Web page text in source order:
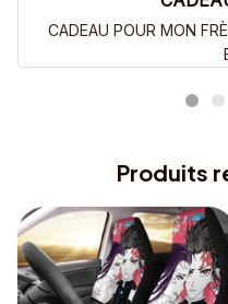
CADEAU POUR MON
Produits